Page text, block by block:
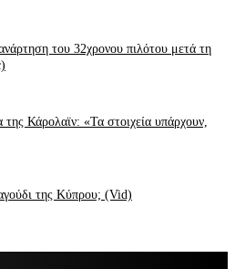
του 32χρονου πιλότου μετά τη
Κάρολαϊν: «Τα στοιχεία υπάρχουν,
της Κύπρου; (Vid)